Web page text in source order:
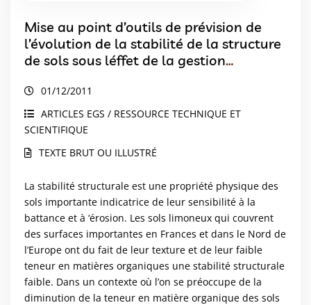
Mise au point d’outils de prévision de
l’évolution de la stabilité de la structure
de sols sous léffet de la gestion
01/12/2011
ARTICLES EGS / RESSOURCE TECHNIQUE ET
SCIENTIFIQUE
TEXTE BRUT OU ILLUSTRÉ
La stabilité structurale est une propriété physique des
sols importante indicatrice de leur sensibilité à la
battance et à ‘érosion. Les sols limoneux qui couvrent
des surfaces importantes en Frances et dans le Nord de
l’Europe ont du fait de leur texture et de leur faible
teneur en matières organiques une stabilité structurale
faible. Dans un contexte où l’on se préoccupe de la
diminution de la teneur en matière organique des sols